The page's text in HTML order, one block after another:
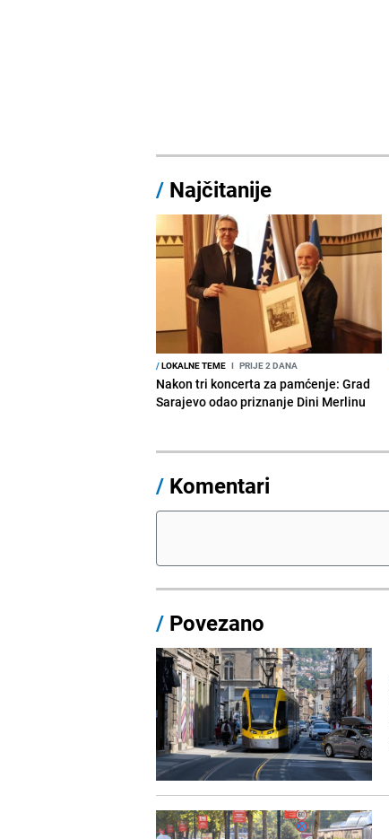
/ Najčitanije
/LOKALNE TEME I PRIJE 2 DANA
Nakon tri koncerta za pamćenje: Grad
Sarajevo odao priznanje Dini Merlinu
/ Komentari
/ Povezano